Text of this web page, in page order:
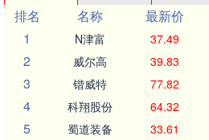
排名
名称 最新价
1
N津富 37.49
2 威尔高 39.83
3 锴威特 77.82
4 科翔股份 64.32
5 蜀道装备 33.61